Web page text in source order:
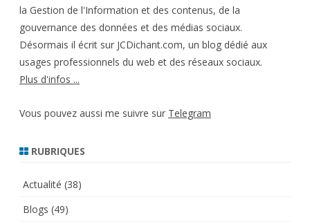
la Gestion de l'Information et des contenus, de la
gouvernance des données et des médias sociaux.
Désormais il écrit sur JCDichant.com, un blog dédié aux
usages professionnels du web et des réseaux sociaux.
Plus d'infos ...
Vous pouvez aussi me suivre sur Telegram
RUBRIQUES
Actualité (38)
Blogs (49)